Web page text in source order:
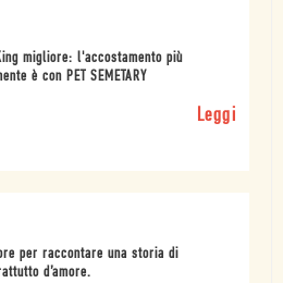
migliore: l'accostamento più
è con PET SEMETARY
Leggi
per raccontare una storia di
d’amore.